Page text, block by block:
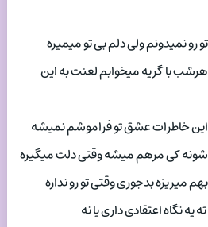
رو نمیدونم ولی دلم بی تو میمیره
با گریه میخوابم لعنت به این
این خاطرات عشق تو فراموشم نمیشه
شونه کی مرهم میشه وقتی دلت میگیره
میریزه بدجوری وقتی تو رو نداره
نگاه اعتقادی داری یا نه